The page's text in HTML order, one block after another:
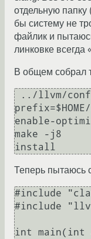
отдельную папку
бы систему не
файлик и
линковке всегда
В общем собрал
enable-
make -j8
Теперь пытаюсь
#include
#include
int main(int